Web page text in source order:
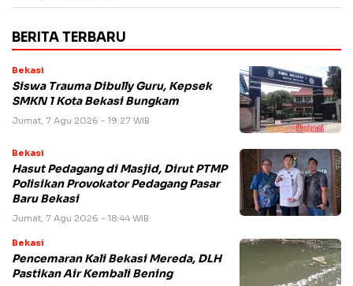
BERITA TERBARU
Bekasi
Siswa Trauma Dibully Guru, Kepsek
SMKN 1 Kota Bekasi Bungkam
Jumat, 7 Agu 2026 - 19:27 WIB
Bekasi
Hasut Pedagang di Masjid, Dirut PTMP
Polisikan Provokator Pedagang Pasar
Baru Bekasi
Jumat, 7 Agu 2026 - 18:44 WIB
Bekasi
Pencemaran Kali Bekasi Mereda, DLH
Pastikan Air Kembali Bening